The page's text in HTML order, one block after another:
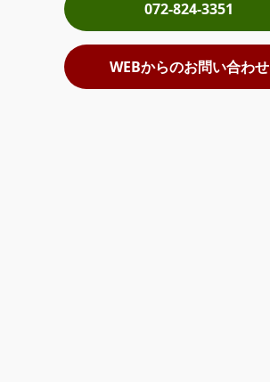
072-824-3351
WEBからのお問い合わせ